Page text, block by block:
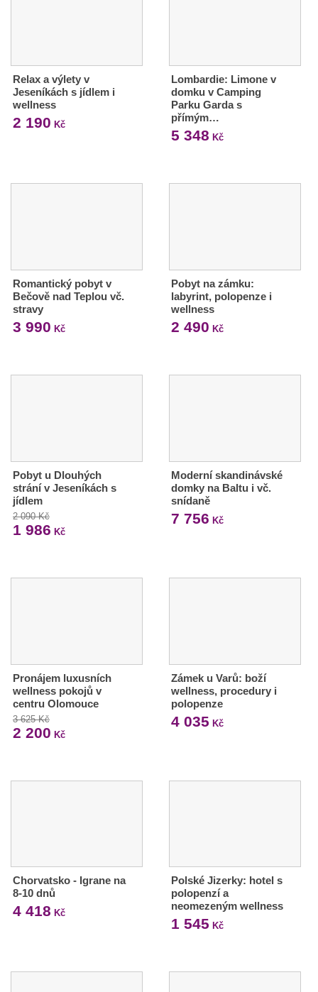
Relax a výlety v
Jeseníkách s jídlem i
wellness
2 190 Kč
Lombardie: Limone v
domku v Camping
Parku Garda s
přímým…
5 348 Kč
Romantický pobyt v
Bečově nad Teplou vč.
stravy
3 990 Kč
Pobyt na zámku:
labyrint, polopenze i
wellness
2 490 Kč
Pobyt u Dlouhých
strání v Jeseníkách s
jídlem
2 090 Kč
1 986 Kč
Moderní skandinávské
domky na Baltu i vč.
snídaně
7 756 Kč
Pronájem luxusních
wellness pokojů v
centru Olomouce
3 625 Kč
2 200 Kč
Zámek u Varů: boží
wellness, procedury i
polopenze
4 035 Kč
Chorvatsko - Igrane na
8-10 dnů
4 418 Kč
Polské Jizerky: hotel s
polopenzí a
neomezeným wellness
1 545 Kč